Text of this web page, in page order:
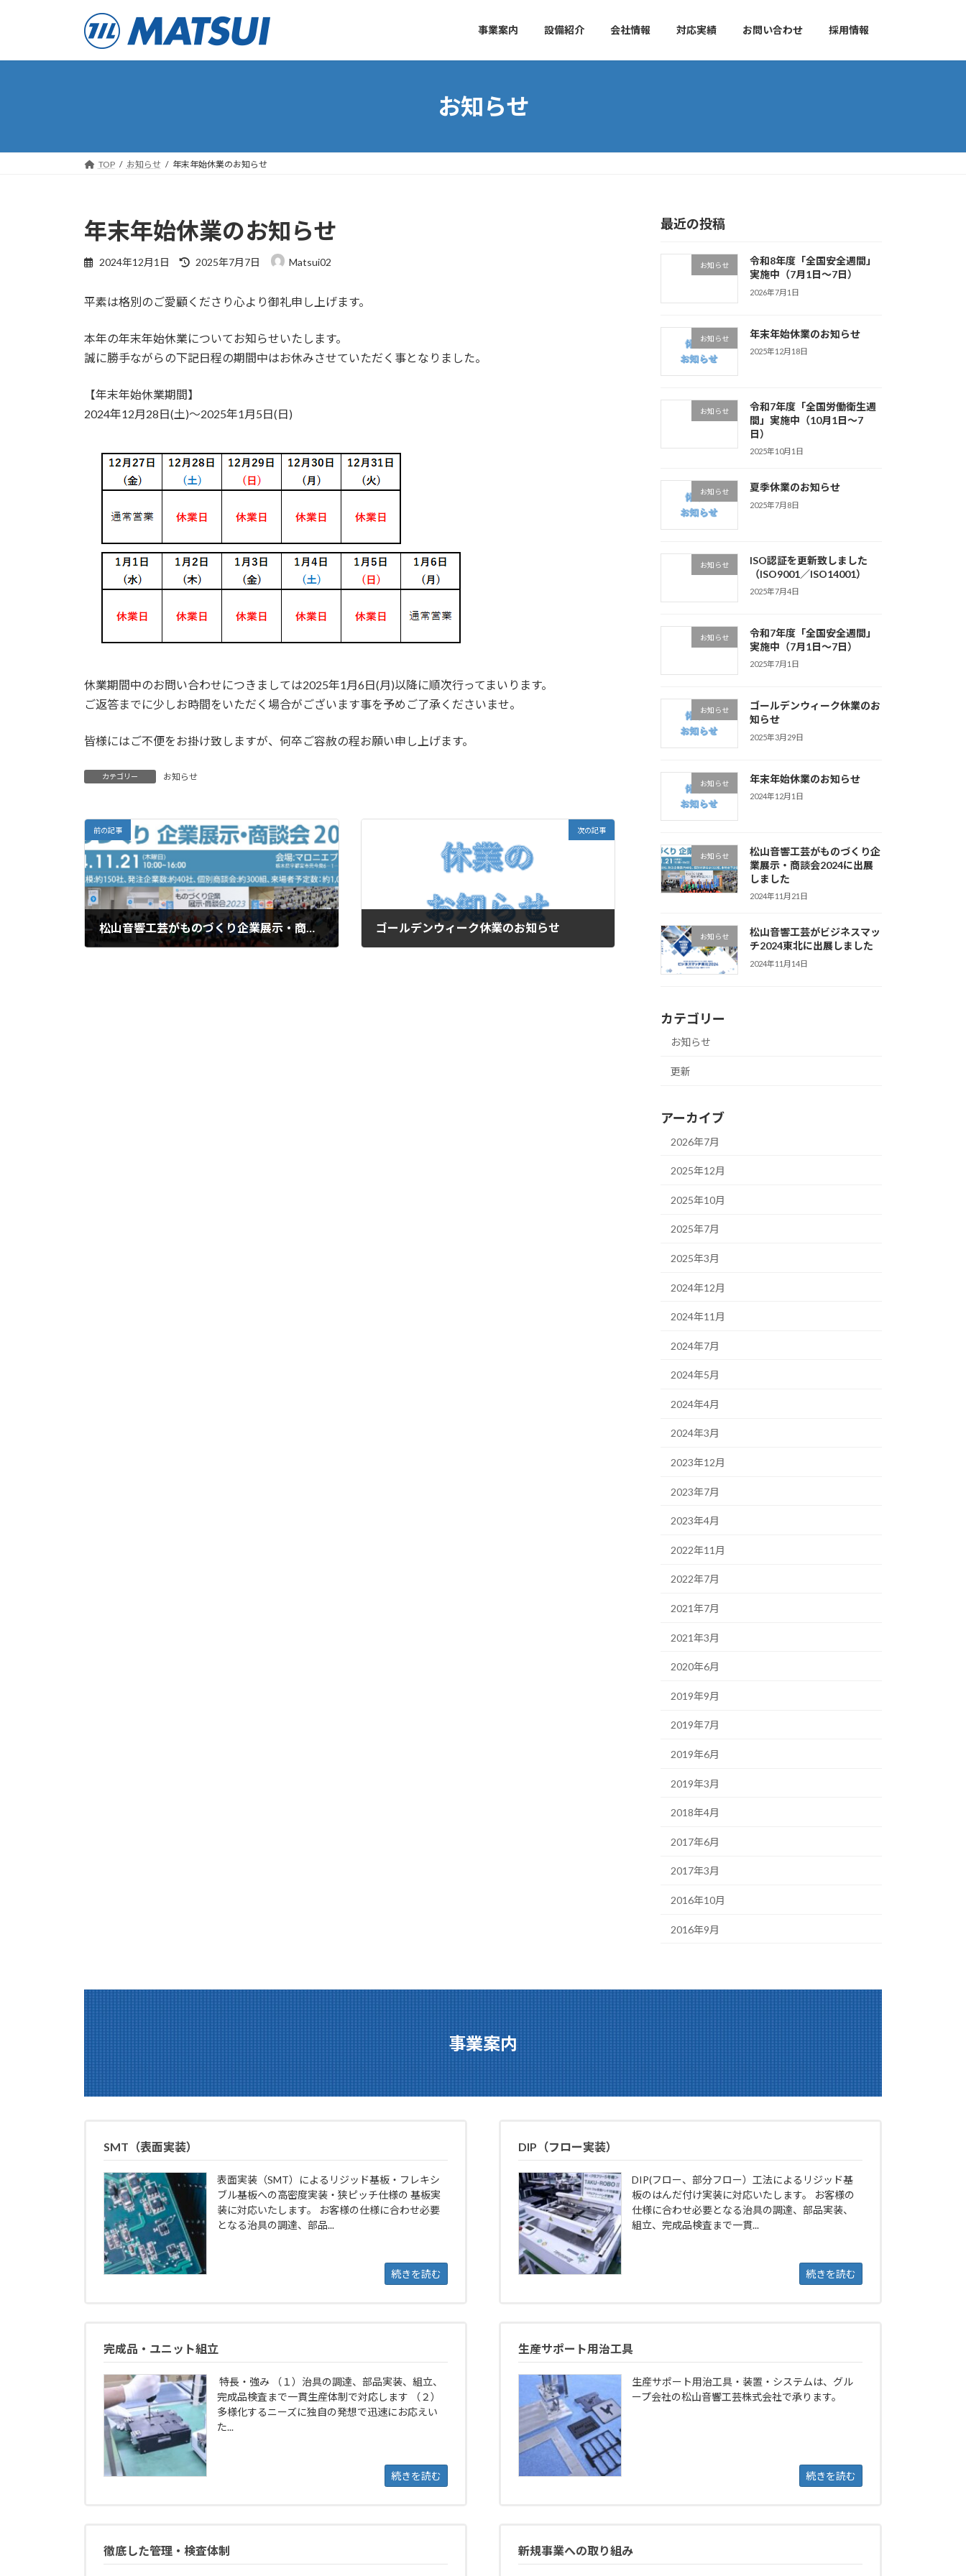
ン
ー
事業案内 設備紹介 会社情報 対応実績 お問い合わせ 採用情報
お知らせ
TOP お知らせ 年末年始休業のお知らせ
年末年始休業のお知らせ
2024年12月1日
最
新
:
2025年7月7日 Matsui02
平素は格別のご愛顧くださり心より御礼申し上げます。
本年の年末年始休業についてお知らせいたします。
誠に勝手ながらの下記日程の期間中はお休みさせていただく事となりました。
【年末年始休業期間】
2024年12月28日(土)～2025年1月5日(日)
休業期間中のお問い合わせにつきましては2025年1月6日(月)以降に順次行ってまいります。
ご返答までに少しお時間をいただく場合がございます事を予めご了承くださいませ。
皆様にはご不便をお掛け致しますが、何卒ご容赦の程お願い申し上げます。
カテゴリー お知らせ
前の記事
松山音響工芸がものづくり企業展示・商談会2024に出展しました
次の記事
ゴールデンウィーク休業のお知らせ
最近の投稿
お知らせ
令和8年度「全国安全週間」
実施中（7月1日～7日）
2026年7月1日
お知らせ 年末年始休業のお知らせ
2025年12月18日
お知らせ
令和7年度「全国労働衛生週
間」実施中（10月1日～7
日）
2025年10月1日
お知らせ 夏季休業のお知らせ
2025年7月8日
お知らせ
ISO認証を更新致しました
（ISO9001／ISO14001）
2025年7月4日
お知らせ
令和7年度「全国安全週間」
実施中（7月1日～7日）
2025年7月1日
お知らせ
ゴールデンウィーク休業のお
知らせ
2025年3月29日
お知らせ 年末年始休業のお知らせ
2024年12月1日
お知らせ
松山音響工芸がものづくり企
業展示・商談会2024に出展
しました
2024年11月21日
お知らせ
松山音響工芸がビジネスマッ
チ2024東北に出展しました
2024年11月14日
カテゴリー
お知らせ
更新
アーカイブ
2026年7月
2025年12月
2025年10月
2025年7月
2025年3月
2024年12月
2024年11月
2024年7月
2024年5月
2024年4月
2024年3月
2023年12月
2023年7月
2023年4月
2022年11月
2022年7月
2021年7月
2021年3月
2020年6月
2019年9月
2019年7月
2019年6月
2019年3月
2018年4月
2017年6月
2017年3月
2016年10月
2016年9月
事業案内
SMT（表面実装）
表面実装（SMT）によるリジッド基板・フレキシ
ブル基板への高密度実装・狭ピッチ仕様の 基板実
装に対応いたします。 お客様の仕様に合わせ必要
となる治具の調達、部品...
続きを読む
DIP（フロー実装）
DIP(フロー、部分フロー）工法によるリジッド基
板のはんだ付け実装に対応いたします。 お客様の
仕様に合わせ必要となる治具の調達、部品実装、
組立、完成品検査まで一貫...
続きを読む
完成品・ユニット組立
特長・強み （１）治具の調達、部品実装、組立、
完成品検査まで一貫生産体制で対応します （２）
多様化するニーズに独自の発想で迅速にお応えい
た...
続きを読む
生産サポート用治工具
生産サポート用治工具・装置・システムは、グル
ープ会社の松山音響工芸株式会社で承ります。
続きを読む
徹底した管理・検査体制 新規事業への取り組み